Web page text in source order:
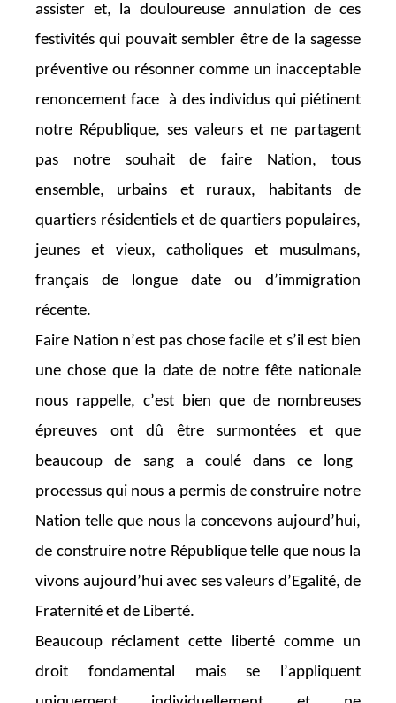
assister et, la douloureuse annulation de ces
festivités qui pouvait sembler être de la sagesse
préventive ou résonner comme un inacceptable
renoncement face à des individus qui piétinent
notre République, ses valeurs et ne partagent
pas notre souhait de faire Nation, tous
ensemble, urbains et ruraux, habitants de
quartiers résidentiels et de quartiers populaires,
jeunes et vieux, catholiques et musulmans,
français de longue date ou d’immigration
récente.
Faire Nation n’est pas chose facile et s’il est bien
une chose que la date de notre fête nationale
nous rappelle, c’est bien que de nombreuses
épreuves ont dû être surmontées etque
beaucoup de sang a coulé dans ce long
processus qui nous a permis de construire notre
Nation telle que nous la concevons aujourd’hui,
de construire notre République telle que nous la
vivons aujourd’hui avec ses valeurs d’Egalité, de
Fraternité et de Liberté.
Beaucoup réclament cette liberté comme un
droit fondamental mais se l’appliquent